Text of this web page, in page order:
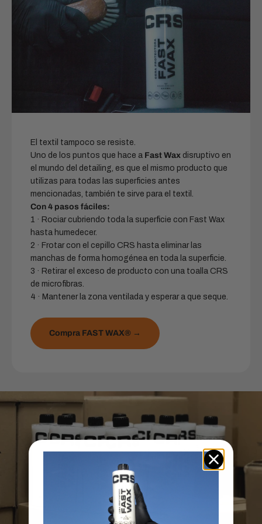
El textil tampoco se resiste.
Uno de los puntos que hace a Fast Wax disruptivo en
el mundo del detailing, es que el mismo producto que
utilizas para todas las superficies antes
mencionadas, también te sirve para el textil.
Con 4 pasos fáciles:
1 · Rociar cubriendo toda la superficie con Fast Wax
hasta humedecer.
2 · Frotar con el cepillo CRS hasta eliminar las
manchas de forma homogénea en toda la superficie.
3 · Retirar el exceso de producto con una toalla CRS
de microfibras.
4 · Mantener la zona ventilada y esperar a que seque.
Compra FAST WAX® →